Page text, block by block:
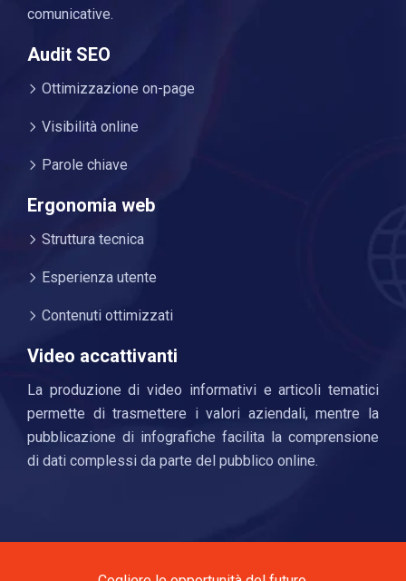
comunicative.
Audit SEO
Ottimizzazione on-page
Visibilità online
Parole chiave
Ergonomia web
Struttura tecnica
Esperienza utente
Contenuti ottimizzati
Video accattivanti
La produzione di video informativi e articoli tematici
permette di trasmettere i valori aziendali, mentre la
pubblicazione di infografiche facilita la comprensione
di dati complessi da parte del pubblico online.